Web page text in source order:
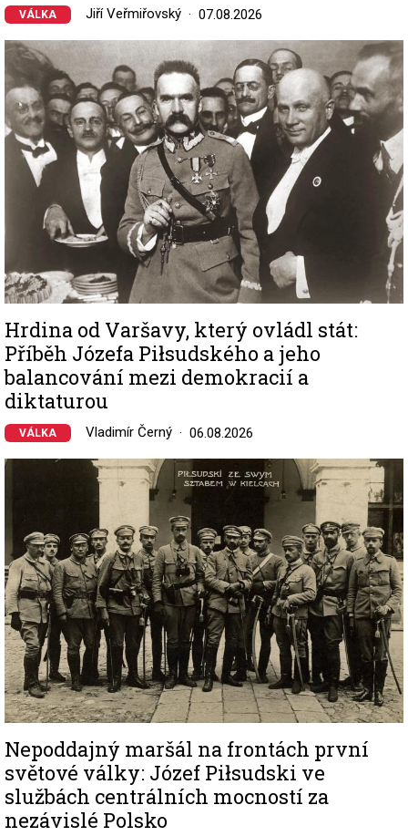
VÁLKA Jiří Veřmiřovský 07.08.2026
Image
Hrdina od Varšavy, který ovládl stát:
Příběh Józefa Piłsudského a jeho
balancování mezi demokracií a
diktaturou
VÁLKA Vladimír Černý 06.08.2026
Image
Nepoddajný maršál na frontách první
světové války: Józef Piłsudski ve
službách centrálních mocností za
nezávislé Polsko